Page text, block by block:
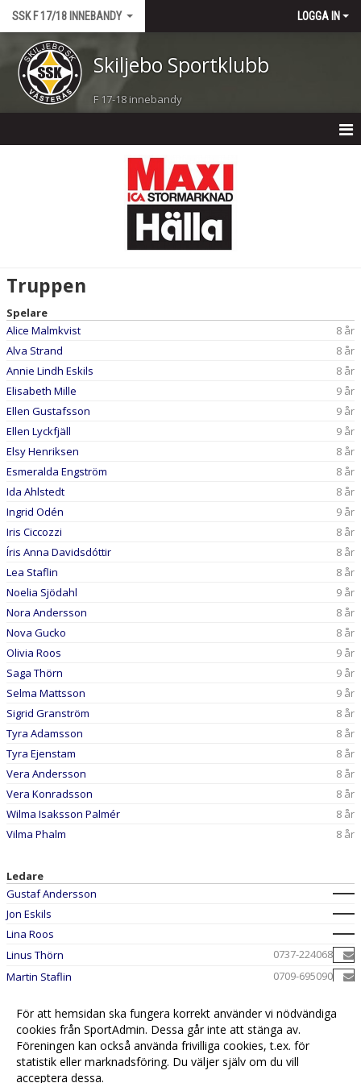
SSK F 17/18 INNEBANDY LOGGA IN
Skiljebo Sportklubb
F 17-18 innebandy
TRUPPEN
BILDGALLERI
DOKUMENT
Truppen
Spelare
Alice Malmkvist
8 år
Alva Strand
8 år
Annie Lindh Eskils
8 år
Elisabeth Mille
9 år
Ellen Gustafsson
9 år
Ellen Lyckfjäll
9 år
Elsy Henriksen
8 år
Esmeralda Engström
8 år
Ida Ahlstedt
8 år
Ingrid Odén
9 år
Iris Ciccozzi
8 år
Íris Anna Davidsdóttir
8 år
Lea Staflin
8 år
Noelia Sjödahl
9 år
Nora Andersson
8 år
Nova Gucko
8 år
Olivia Roos
9 år
Saga Thörn
9 år
Selma Mattsson
9 år
Sigrid Granström
8 år
Tyra Adamsson
8 år
Tyra Ejenstam
8 år
Vera Andersson
8 år
Vera Konradsson
8 år
Wilma Isaksson Palmér
8 år
Vilma Phalm
8 år
Ledare
Gustaf Andersson
Jon Eskils
Lina Roos
Linus Thörn
0737-224068
Martin Staflin
0709-695090
För att hemsidan ska fungera korrekt använder vi nödvändiga
cookies från SportAdmin. Dessa går inte att stänga av.
Föreningen kan också använda frivilliga cookies, t.ex. för
statistik eller marknadsföring. Du väljer själv om du vill
acceptera dessa.